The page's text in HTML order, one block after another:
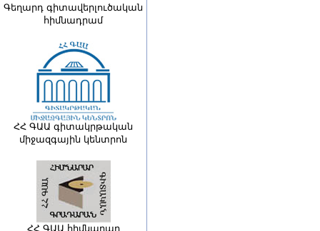
Գեղարդ գիտավերլուծական
հիմնադրամ
ՀՀ ԳԱԱ գիտակրթական
միջազգային կենտրոն
ՀՀ ԳԱԱ հիմնարար